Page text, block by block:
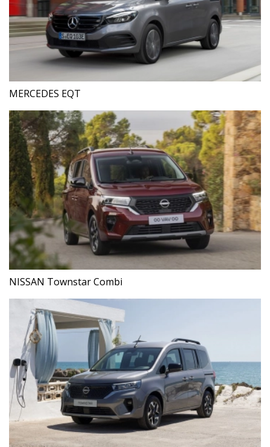
MERCEDES EQT
NISSAN Townstar Combi